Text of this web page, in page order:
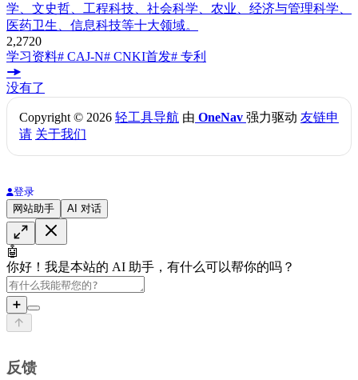
学、文史哲、工程科技、社会科学、农业、经济与管理科学、
医药卫生、信息科技等十大领域。
2,2720
学习资料# CAJ-N# CNKI首发# 专利
没有了
Copyright © 2026 轻工具导航 由 OneNav 强力驱动 友链申
请 关于我们
登录
网站助手
AI 对话
🤖
你好！我是本站的 AI 助手，有什么可以帮你的吗？
➕
反馈